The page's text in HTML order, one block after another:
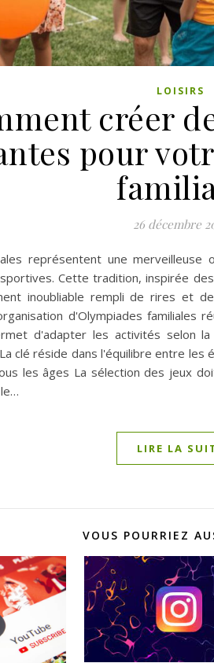
LOISIRS
créer
pour
26 décembre
représentent une
Cette tradition, inspirée
inoubliable rempli de rires et
d'Olympiades familiales
d'adapter les activités selon
clé réside dans l'équilibre entre les
les âges La sélection des jeux
LIRE LA
VOUS POURRIEZ